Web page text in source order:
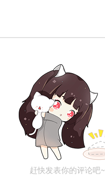
赶快发表你的评论吧~